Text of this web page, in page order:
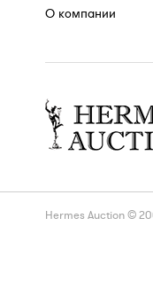
О компании
Hermes Auction ©